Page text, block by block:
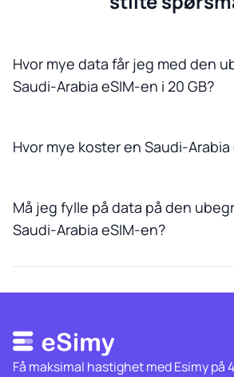
Hvor mye data får jeg med den
Saudi-Arabia eSIM-en i 20 GB?
Hvor mye koster en Saudi-Arabia
Må jeg fylle på data på den
Saudi-Arabia eSIM-en?
Få maksimal hastighet med Esimy på